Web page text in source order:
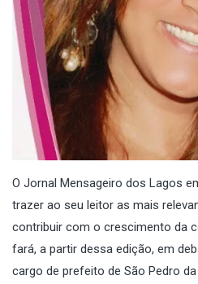
O Jornal Mensageiro dos Lagos
trazer ao seu leitor as mais
contribuir com o crescimento da
fará, a partir dessa edição, em
cargo de prefeito de São Pedro